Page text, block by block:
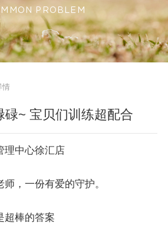
PROBLEM
情
碌~ 宝贝们训练超配合
理中心徐汇店
，一份有爱的守护。
超棒的答案